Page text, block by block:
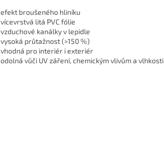
efekt broušeného hliníku
vícevrstvá litá PVC fólie
vzduchové kanálky v lepidle
vysoká průtažnost (>150 %)
vhodná pro interiér i exteriér
odolná vůči UV záření, chemickým vlivům a vlhkosti